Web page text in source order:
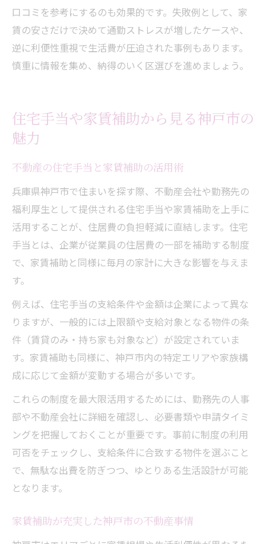
口コミを参考にするのも効果的です。失敗例として、家
賃の安さだけで決めて通勤ストレスが増したケースや、
逆に利便性重視で生活費が圧迫された事例もあります。
慎重に情報を集め、納得のいく区選びを進めましょう。
住宅手当や家賃補助から見る神戸市の
魅力
不動産の住宅手当と家賃補助の活用術
兵庫県神戸市で住まいを探す際、不動産会社や勤務先の
福利厚生として提供される住宅手当や家賃補助を上手に
活用することが、住居費の負担軽減に直結します。住宅
手当とは、企業が従業員の住居費の一部を補助する制度
で、家賃補助と同様に毎月の家計に大きな影響を与えま
す。
例えば、住宅手当の支給条件や金額は企業によって異な
りますが、一般的には上限額や支給対象となる物件の条
件（賃貸のみ・持ち家も対象など）が設定されていま
す。家賃補助も同様に、神戸市内の特定エリアや家族構
成に応じて金額が変動する場合が多いです。
これらの制度を最大限活用するためには、勤務先の人事
部や不動産会社に詳細を確認し、必要書類や申請タイミ
ングを把握しておくことが重要です。事前に制度の利用
可否をチェックし、支給条件に合致する物件を選ぶこと
で、無駄な出費を防ぎつつ、ゆとりある生活設計が可能
となります。
家賃補助が充実した神戸市の不動産事情